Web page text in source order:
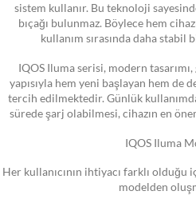
sistem kullanır. Bu teknoloji
bıçağı bulunmaz. Böylece hem
kullanım sırasında daha
IQOS Iluma serisi, modern
yapısıyla hem yeni başlayan hem de
tercih edilmektedir. Günlük
sürede şarj olabilmesi, cihazın en
IQOS Iluma
Her kullanıcının ihtiyacı farklı
modelden